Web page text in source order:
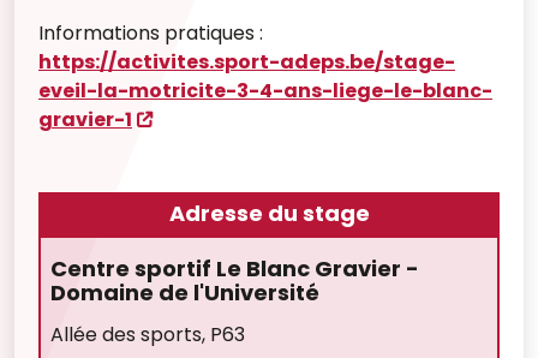
Informations pratiques :
https://activites.sport-adeps.be/stage-
eveil-la-motricite-3-4-ans-liege-le-blanc-
gravier-1
Adresse du stage
Centre sportif Le Blanc Gravier -
Domaine de l'Université
Allée des sports, P63